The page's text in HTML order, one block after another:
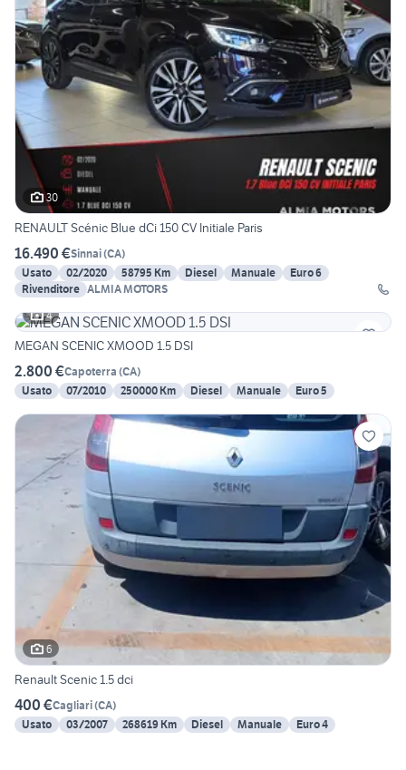
30
RENAULT Scénic Blue dCi 150 CV Initiale Paris
16.490 €Sinnai(CA)
Usato
02/2020 58795 Km Diesel Manuale
Euro 6
Rivenditore ALMIA MOTORS
4
MEGAN SCENIC XMOOD 1.5 DSI
2.800 €Capoterra (CA)
Usato
07/2010 250000 Km Diesel Manuale Euro 5
6
Renault Scenic 1.5 dci
400 €Cagliari(CA)
Usato
03/2007 268619 Km Diesel Manuale Euro 4